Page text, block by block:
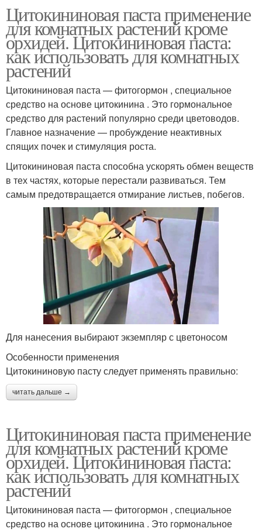
Цитокининовая паста применение
для комнатных растений кроме
орхидей. Цитокининовая паста:
как использовать для комнатных
растений
Цитокининовая паста — фитогормон , специальное
средство на основе цитокинина . Это гормональное
средство для растений популярно среди цветоводов.
Главное назначение — пробуждение неактивных
спящих почек и стимуляция роста.
Цитокининовая паста способна ускорять обмен веществ
в тех частях, которые перестали развиваться. Тем
самым предотвращается отмирание листьев, побегов.
Для нанесения выбирают экземпляр с цветоносом
Особенности применения
Цитокининовую пасту следует применять правильно:
читать дальше →
Цитокининовая паста применение
для комнатных растений кроме
орхидей. Цитокининовая паста:
как использовать для комнатных
растений
Цитокининовая паста — фитогормон , специальное
средство на основе цитокинина . Это гормональное